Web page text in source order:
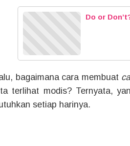
Do or
bagaimana cara membuat
terlihat modis? Ternyata,
setiap harinya.